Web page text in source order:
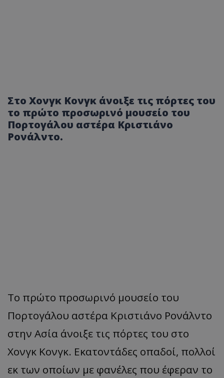
Στο Χονγκ Κονγκ άνοιξε τις πόρτες του
το πρώτο προσωρινό μουσείο του
Πορτογάλου αστέρα Κριστιάνο
Ρονάλντο.
Το πρώτο προσωρινό μουσείο του
Πορτογάλου αστέρα Κριστιάνο Ρονάλντο
στην Ασία άνοιξε τις πόρτες του στο
Χονγκ Κονγκ. Εκατοντάδες οπαδοί, πολλοί
εκ των οποίων με φανέλες που έφεραν το